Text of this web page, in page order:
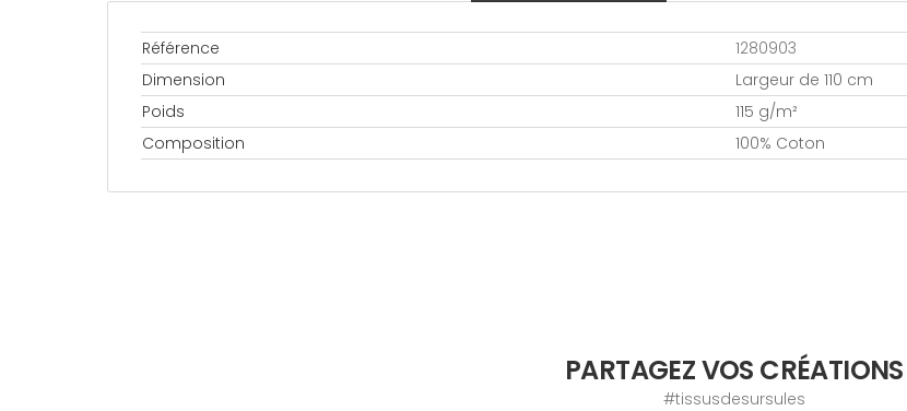
Référence
1280903
Dimension
Largeur de 110 cm
Poids
115 g/m²
Composition
100% Coton
PARTAGEZ VOS CRÉATIONS
#tissusdesursules